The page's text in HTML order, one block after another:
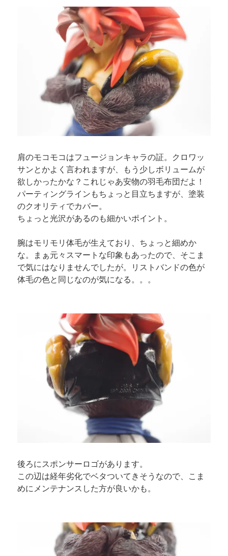
肩のモコモコはフュージョンキャラの証。クロワッ
サンとかよく言われますが、もう少しボリュームが
欲しかったかな？これじゃあ安物の羽毛布団だよ！
パーティングラインもちょっと目立ちますが、塗装
のクオリティでカバー。
ちょっと光沢があるのも細かいポイント。
腕はモリモリ体毛が生えており、ちょっと細めか
な。まぁ元々スマートな印象もあったので、そこま
で気にはなりませんでしたが。リストバンドの色が
体毛の色と同じなのが気になる。。。
後ろにスポンサーロゴがあります。
この辺は経年劣化でベタついてきそうなので、こま
めにメンテナンスした方が良いかも。